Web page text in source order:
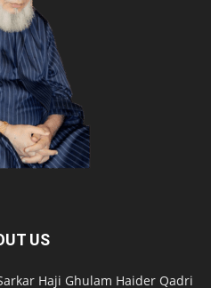
US
Haji Ghulam Haider Qadri